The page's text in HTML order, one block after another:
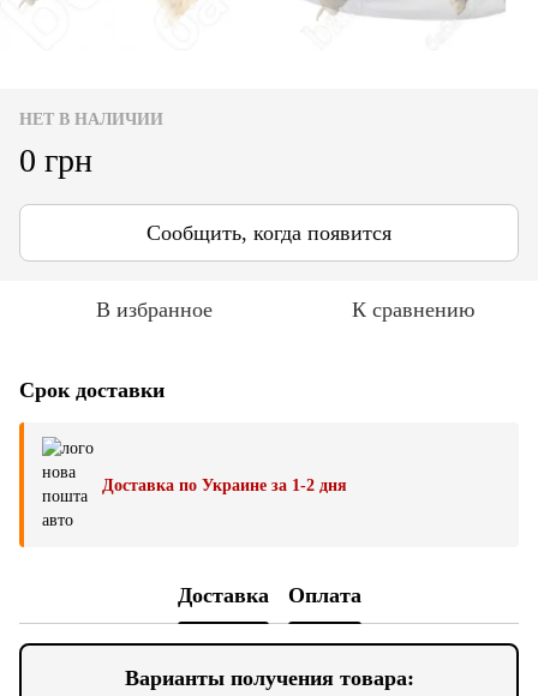
НЕТ В НАЛИЧИИ
0 грн
Сообщить, когда появится
В избранное К сравнению
Срок доставки
Доставка по Украине за 1-2 дня
Доставка Оплата
Варианты получения товара: